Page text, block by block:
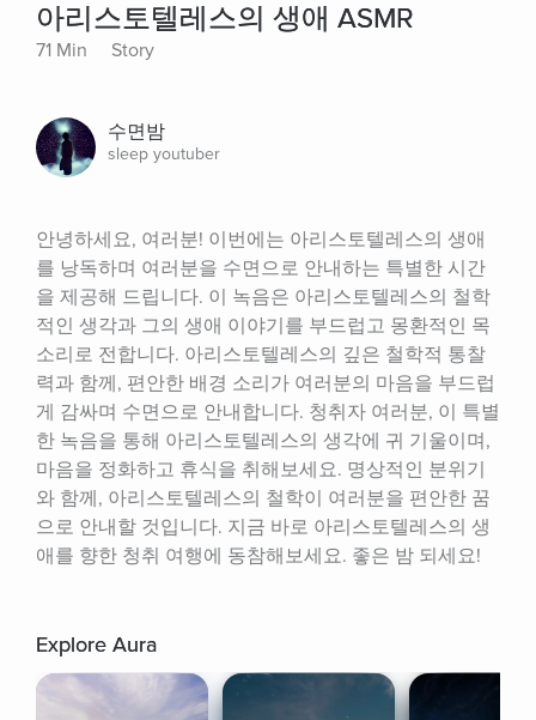
아리스토텔레스의 생애 ASMR
71 Min Story
수면밤
sleep youtuber
안녕하세요, 여러분! 이번에는 아리스토텔레스의 생애
를 낭독하며 여러분을 수면으로 안내하는 특별한 시간
을 제공해 드립니다. 이 녹음은 아리스토텔레스의 철학
적인 생각과 그의 생애 이야기를 부드럽고 몽환적인 목
소리로 전합니다. 아리스토텔레스의 깊은 철학적 통찰
력과 함께, 편안한 배경 소리가 여러분의 마음을 부드럽
게 감싸며 수면으로 안내합니다. 청취자 여러분, 이 특별
한 녹음을 통해 아리스토텔레스의 생각에 귀 기울이며,
마음을 정화하고 휴식을 취해보세요. 명상적인 분위기
와 함께, 아리스토텔레스의 철학이 여러분을 편안한 꿈
으로 안내할 것입니다. 지금 바로 아리스토텔레스의 생
애를 향한 청취 여행에 동참해보세요. 좋은 밤 되세요!
Explore Aura